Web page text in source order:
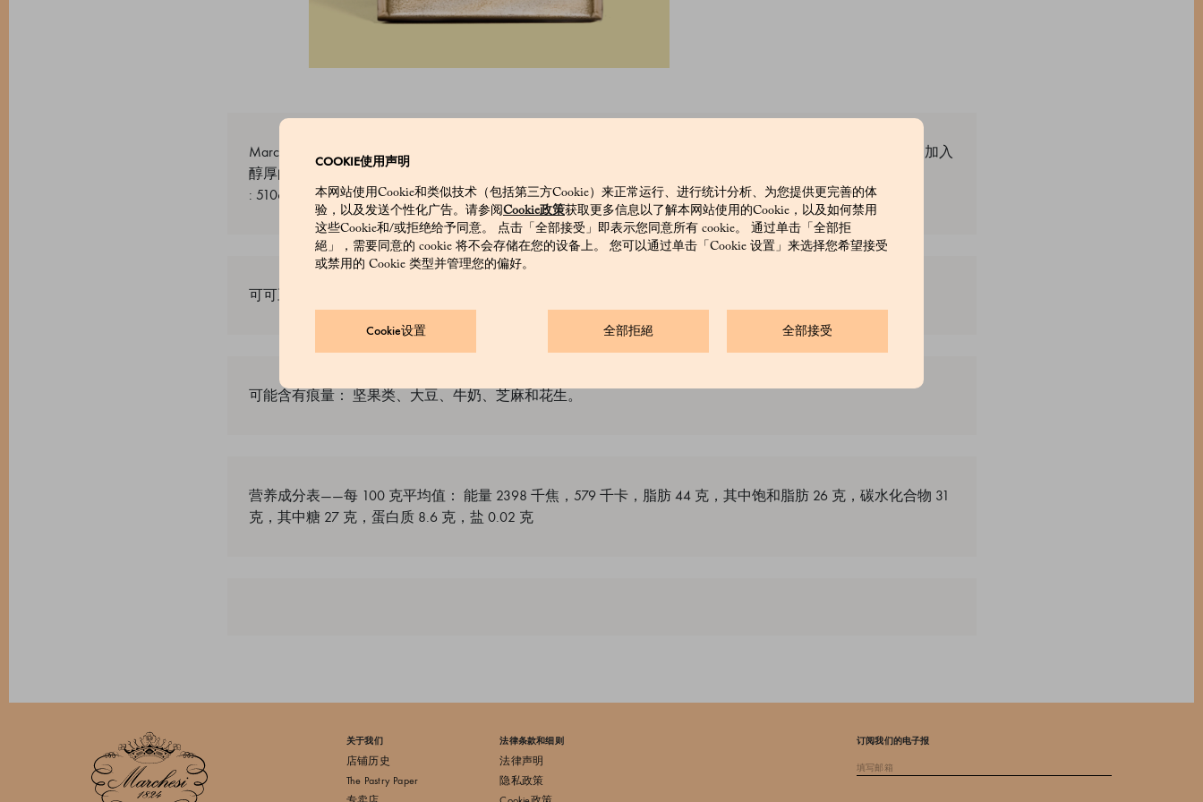
COOKIE使用声明
本网站使用Cookie和类似技术（包括第三方Cookie）来正常运行、进行统计分析、为您提供更完善的体
验，以及发送个性化广告。请参阅Cookie政策获取更多信息以了解本网站使用的Cookie，以及如何禁用
这些Cookie和/或拒绝给予同意。 点击「全部接受」即表示您同意所有 cookie。 通过单击「全部拒
絕」，需要同意的 cookie 将不会存储在您的设备上。 您可以通过单击「Cookie 设置」来选择您希望接受
或禁用的 Cookie 类型并管理您的偏好。
全部接受
全部拒絕
Cookie设置
Marchesi 1824 使用来自世界各地的最优质可可品种，打造其高级巧克力棒。本款优质牛奶巧克力口感丝滑，加入
醇厚的焦糖成分，更显浓郁。
: 510624002_V
可可豆、蔗糖、可可脂、乳化剂：葵花籽卵磷脂、香草。
可能含有痕量： 坚果类、大豆、牛奶、芝麻和花生。
营养成分表——每 100 克平均值： 能量 2398 千焦，579 千卡，脂肪 44 克，其中饱和脂肪 26 克，碳水化合物 31
克，其中糖 27 克，蛋白质 8.6 克，盐 0.02 克
订阅我们的电子报
关于我们
店铺历史
The Pastry Paper
法律条款和细则
法律声明
隐私政策